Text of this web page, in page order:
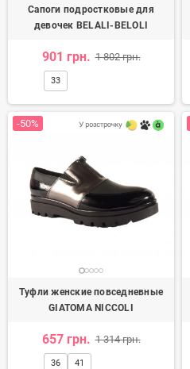
Сапоги подростковые для
девочек BELALI-BELOLI
901 грн. 1 802 грн.
33
-50%
Туфли женские повседневные
GIATOMA NICCOLI
657 грн. 1 314 грн.
36 41